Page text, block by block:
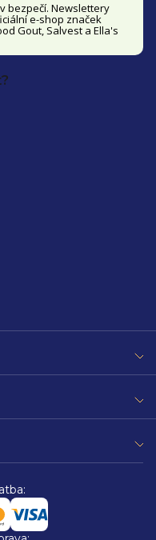
bezpečí. Newslettery
e-shop značek
Gout, Salvest a Ella's